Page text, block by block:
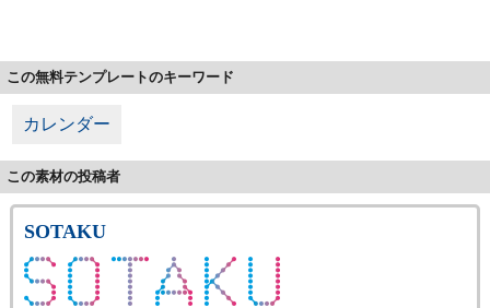
この無料テンプレートのキーワード
カレンダー
この素材の投稿者
SOTAKU